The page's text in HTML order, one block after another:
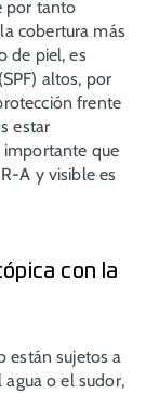
por tanto
cobertura más
de piel, es
altos, por
frente
estar
importante que
A y visible es
con la
están sujetos a
o el sudor,